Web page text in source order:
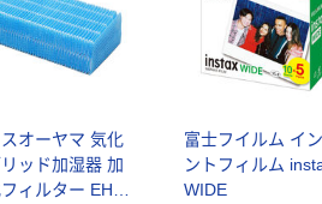
オーヤマ 気化
ッド加湿器 加
ィルター EHH-
富士フイルム イ
ントフィルム
WIDE